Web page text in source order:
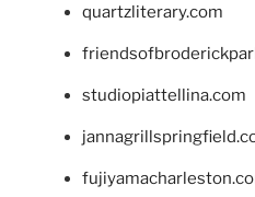
quartzliterary.com
studiopiattellina.com